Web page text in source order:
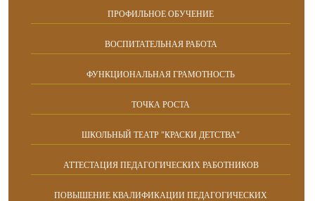
ПРОФИЛЬНОЕ ОБУЧЕНИЕ
ВОСПИТАТЕЛЬНАЯ РАБОТА
ФУНКЦИОНАЛЬНАЯ ГРАМОТНОСТЬ
ТОЧКА РОСТА
ШКОЛЬНЫЙ ТЕАТР "КРАСКИ ДЕТСТВА"
АТТЕСТАЦИЯ ПЕДАГОГИЧЕСКИХ РАБОТНИКОВ
ПОВЫШЕНИЕ КВАЛИФИКАЦИИ ПЕДАГОГИЧЕСКИХ